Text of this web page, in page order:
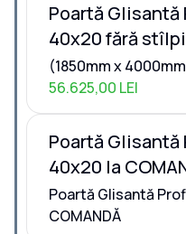
Poartă
40x20 fără stîlpi
(1850mm x
56.625,00 LEI
Poartă
40x20 la
Poartă Glisantă
COMANDĂ